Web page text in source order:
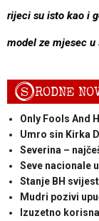
rijeci su isto kao i
model ze mjesec u
SRODNE
Only Fools And
Umro sin Kirka
Severina –
Seve nacionale
Stanje BH
Mudri pozivi
Izuzetno